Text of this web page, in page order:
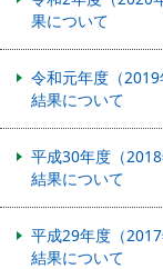
果について
令和元年度（
結果について
平成30年度（
結果について
平成29年度（
結果について